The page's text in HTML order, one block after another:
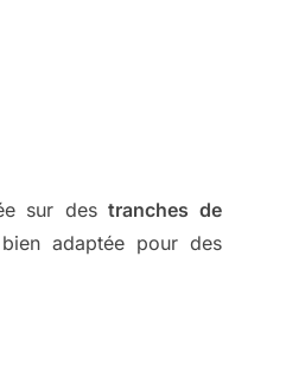
sur destranches de
adaptée pour des